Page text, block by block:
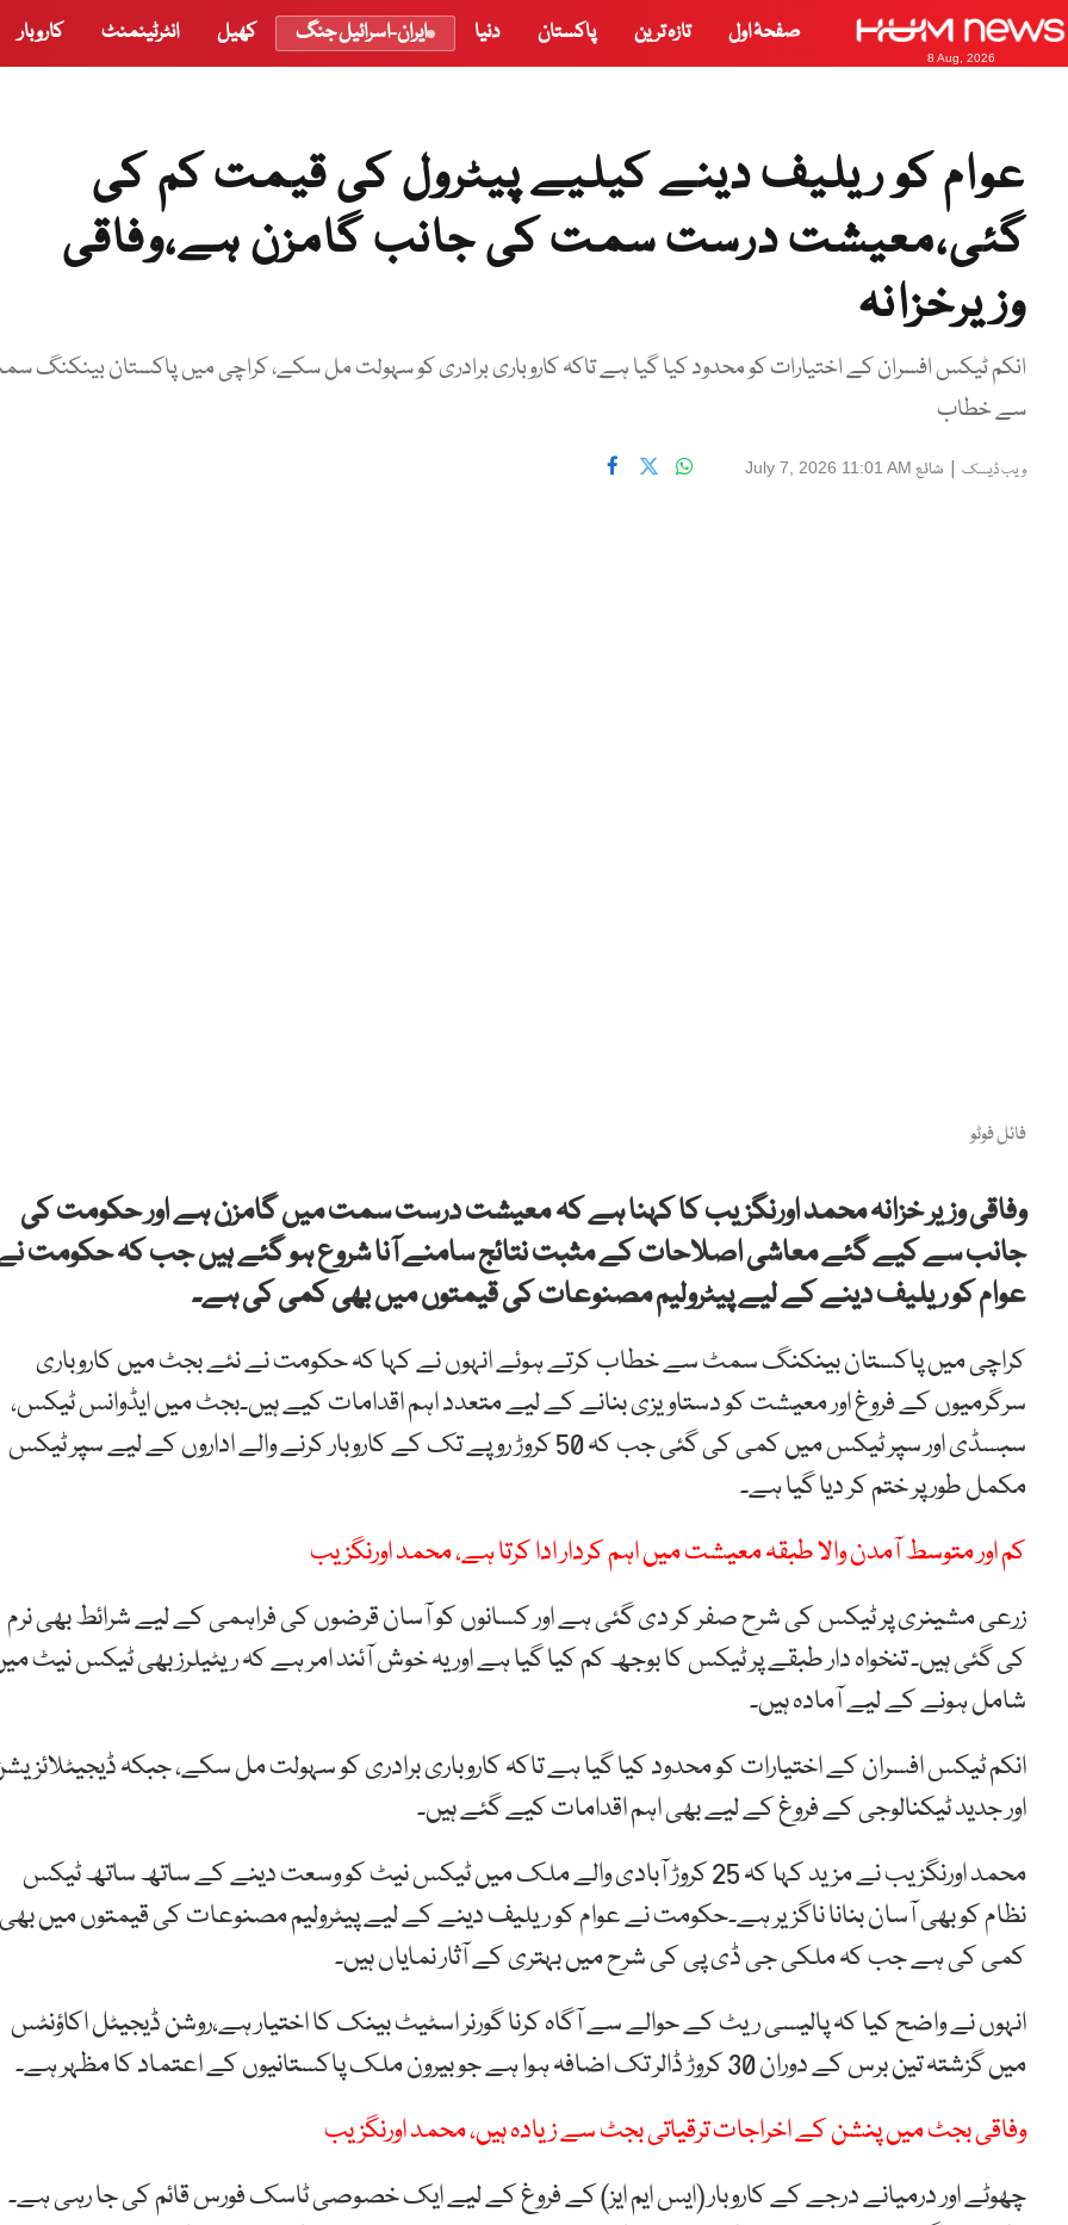
8 Aug, 2026
صفحۂ اول تازہ ترین پاکستان دنیا ایران-اسرائیل جنگ کھیل انٹرٹینمنٹ کاروبار
عوام کو ریلیف دینے کیلیے پیٹرول کی قیمت کم کی
گئی،معیشت درست سمت کی جانب گامزن ہے،وفاقی
وزیرخزانہ
انکم ٹیکس افسران کے اختیارات کو محدود کیا گیا ہے تاکہ کاروباری برادری کو سہولت مل سکے، کراچی میں پاکستان بینکنگ
سے خطاب
ویب ڈیسک | شائع July 7, 2026 11:01 AM
فائل فوٹو
وفاقی وزیر خزانہ محمد اورنگزیب کا کہنا ہے کہ معیشت درست سمت میں گامزن ہے اور حکومت کی
جانب سے کیے گئے معاشی اصلاحات کے مثبت نتائج سامنے آنا شروع ہو گئے ہیں جب کہ حکومت
عوام کو ریلیف دینے کے لیے پیٹرولیم مصنوعات کی قیمتوں میں بھی کمی کی ہے۔
کراچی میں پاکستان بینکنگ سمٹ سے خطاب کرتے ہوئے انہوں نے کہا کہ حکومت نے نئے بجٹ میں کاروباری
سرگرمیوں کے فروغ اور معیشت کو دستاویزی بنانے کے لیے متعدد اہم اقدامات کیے ہیں۔بجٹ میں ایڈوانس ٹیکس،
سبسڈی اور سپر ٹیکس میں کمی کی گئی جب کہ 50 کروڑ روپے تک کے کاروبار کرنے والے اداروں کے لیے سپر ٹیکس
مکمل طور پر ختم کر دیا گیا ہے۔
کم اور متوسط آمدن والا طبقہ معیشت میں اہم کردار ادا کرتا ہے، محمد اورنگزیب
زرعی مشینری پر ٹیکس کی شرح صفر کر دی گئی ہے اور کسانوں کو آسان قرضوں کی فراہمی کے لیے شرائط بھی نرم
کی گئی ہیں۔ تنخواہ دار طبقے پر ٹیکس کا بوجھ کم کیا گیا ہے اور یہ خوش آئند امر ہے کہ ریٹیلرز بھی ٹیکس نیٹ
شامل ہونے کے لیے آمادہ ہیں۔
انکم ٹیکس افسران کے اختیارات کو محدود کیا گیا ہے تاکہ کاروباری برادری کو سہولت مل سکے، جبکہ
اور جدید ٹیکنالوجی کے فروغ کے لیے بھی اہم اقدامات کیے گئے ہیں۔
محمد اورنگزیب نے مزید کہا کہ 25 کروڑ آبادی والے ملک میں ٹیکس نیٹ کو وسعت دینے کے ساتھ ساتھ ٹیکس
نظام کو بھی آسان بنانا ناگزیر ہے۔حکومت نے عوام کو ریلیف دینے کے لیے پیٹرولیم مصنوعات کی قیمتوں میں بھی
کمی کی ہے جب کہ ملکی جی ڈی پی کی شرح میں بہتری کے آثار نمایاں ہیں۔
انہوں نے واضح کیا کہ پالیسی ریٹ کے حوالے سے آگاہ کرنا گورنر اسٹیٹ بینک کا اختیار ہے،روشن ڈیجیٹل اکاؤنٹس
میں گزشتہ تین برس کے دوران 30 کروڑ ڈالر تک اضافہ ہوا ہے جو بیرون ملک پاکستانیوں کے اعتماد کا مظہر ہے۔
وفاقی بجٹ میں پنشن کے اخراجات ترقیاتی بجٹ سے زیادہ ہیں، محمد اورنگزیب
چھوٹے اور درمیانے درجے کے کاروبار (ایس ایم ایز) کے فروغ کے لیے ایک خصوصی ٹاسک فورس قائم کی جا رہی ہے۔